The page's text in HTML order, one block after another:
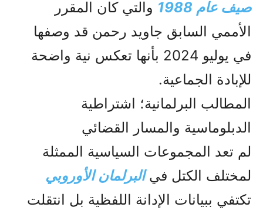
صیف عام 1988
والتي كان المقرر
الأممي السابق جاويد رحمن قد وصفها
في يوليو 2024 بأنها تعكس نية واضحة
للإبادة الجماعية.
المطالب البرلمانية؛ اشتراطية
الدبلوماسية والمسار القضائي
لم تعد المجموعات السياسية الممثلة
لمختلف الكتل فيالبرلمان الأوروبي
تكتفي ببيانات الإدانة اللفظية بل انتقلت